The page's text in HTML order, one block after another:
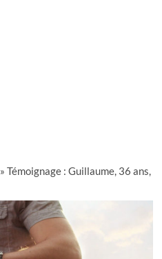
»Témoignage : Guillaume, 36 ans,